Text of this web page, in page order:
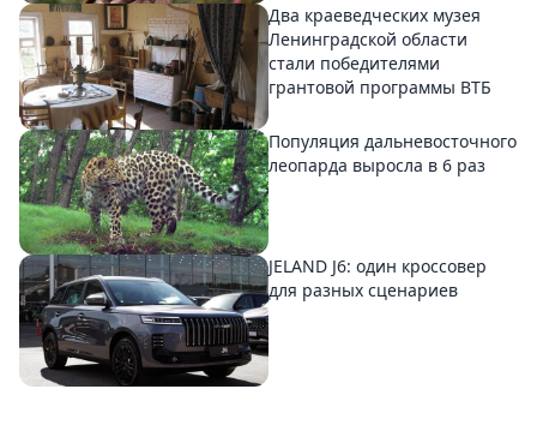
Два краеведческих музея
Ленинградской области
стали победителями
грантовой программы ВТБ
Популяция дальневосточного
леопарда выросла в 6 раз
JELAND J6: один кроссовер
для разных сценариев